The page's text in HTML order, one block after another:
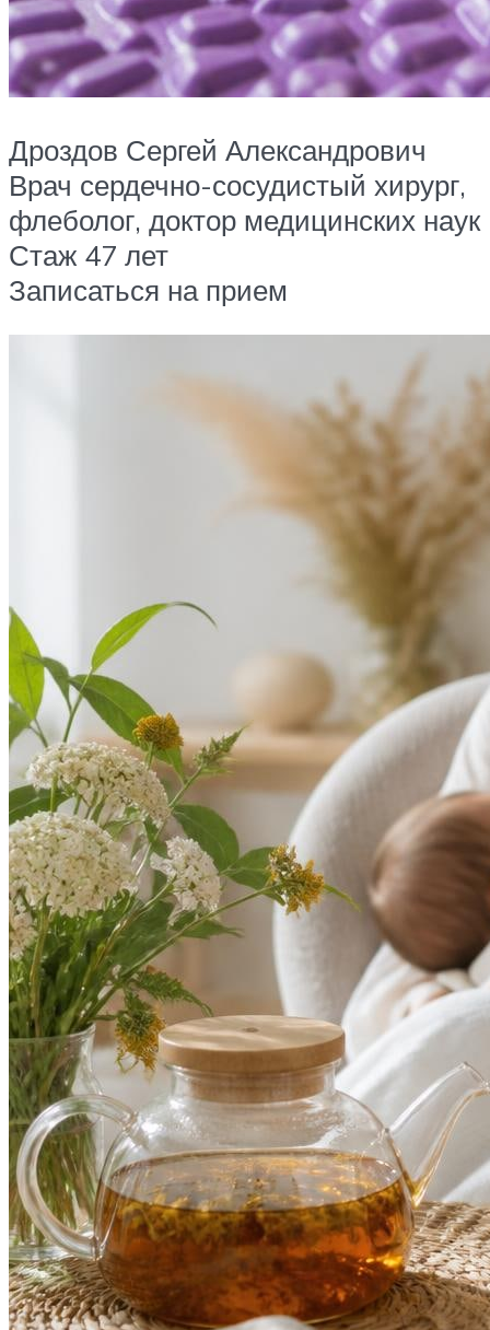
Дроздов Сергей Александрович
Врач сердечно-сосудистый хирург,
флеболог, доктор медицинских наук
Стаж 47 лет
Записаться на прием